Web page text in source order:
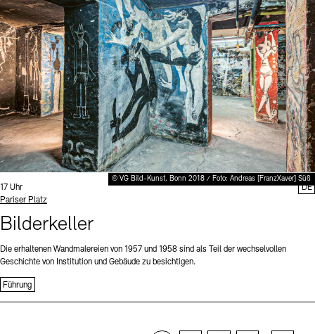
© VG Bild-Kunst, Bonn 2018 / Foto: Andreas [FranzXaver] Süß
Uhrzeit:
17 Uhr
Standort
Pariser Platz
Bilderkeller
Die erhaltenen Wandmalereien von 1957 und 1958 sind als Teil der wechselvollen
Geschichte von Institution und Gebäude zu besichtigen.
Führung
DE